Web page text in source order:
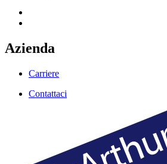
Azienda
Carriere
Contattaci